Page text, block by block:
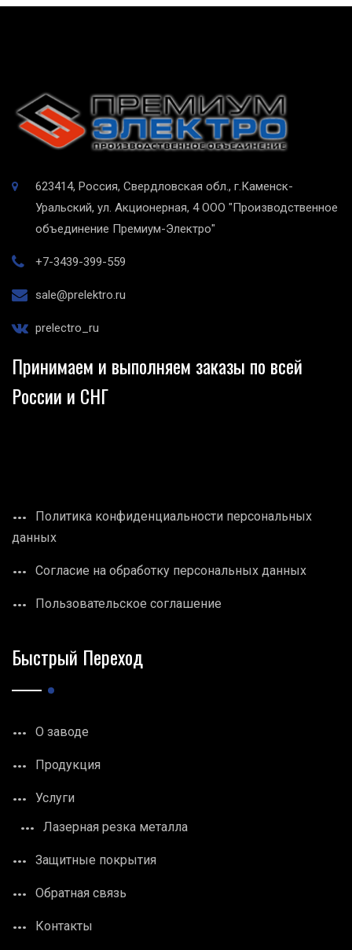
623414, Россия, Свердловская обл., г.Каменск-
Уральский, ул. Акционерная, 4 ООО "Производственное
объединение Премиум-Электро"
+7-3439-399-559
sale@prelektro.ru
prelectro_ru
Принимаем и выполняем заказы по всей
России и СНГ
Политика конфиденциальности персональных
данных
Согласие на обработку персональных данных
Пользовательское соглашение
Быстрый Переход
О заводе
Продукция
Услуги
Лазерная резка металла
Защитные покрытия
Обратная связь
Контакты